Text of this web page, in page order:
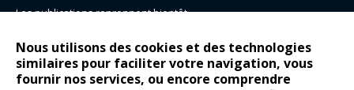
Nous utilisons des cookies et des technologies
similaires pour faciliter votre navigation, vous
fournir nos services, ou encore comprendre
Les publications reprennent bientôt…
14 juillet : nouveau film de marque pour Citroën
Renault Espace : voyage, voyage…